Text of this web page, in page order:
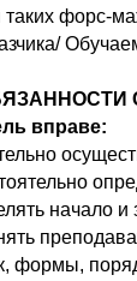
форс-
вправе:
начало
формы,